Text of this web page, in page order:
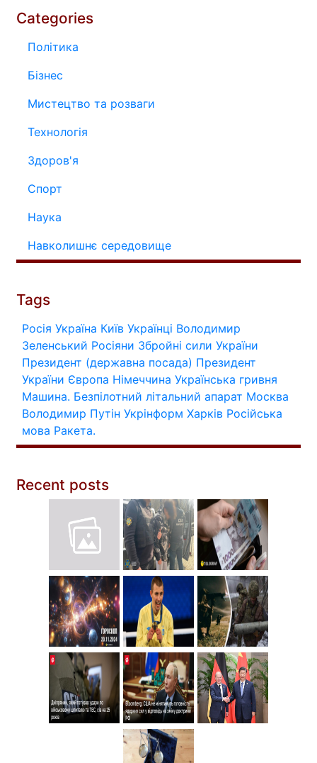
Categories
Політика
Бізнес
Мистецтво та розваги
Технологія
Здоров'я
Спорт
Наука
Навколишнє середовище
Tags
Росія Україна Київ Українці Володимир
Зеленський Росіяни Збройні сили України
Президент (державна посада) Президент
України Європа Німеччина Українська гривня
Машина. Безпілотний літальний апарат Москва
Володимир Путін Укрінформ Харків Російська
мова Ракета.
Recent posts